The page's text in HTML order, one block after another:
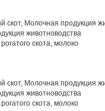
скот, Молочная продукция
животноводства
скота, молоко
скот, Молочная продукция
животноводства
скота, молоко